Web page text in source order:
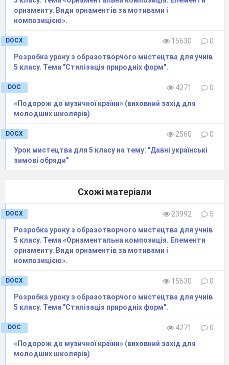
квіти
"ПУП'ЯНКИ", "ЦИБУЛЬКИ
ПІРЧАСТЕ ЛИСТЯ"
Ягоди калини
, смородини
зображають пучкою пальця, дрібні ягоди
виконуються тичком.
Учитель демонструє типи мазків, прийоми
розпису, можливі варіанти елементів.
Пояснює, як краще компонувати елементи.
Пропонує учням виконати вправи по засвоєнню
мазків, прийомів розпису, зображенню
елементарних мотивів. Усі елементи повинні
бути настільки засвоєні, щоб їх можна було
потрібне багаторазове повторення окремих
V
. Самостійна практична робота.
Створення зображення декоративної квітки.
Послідовність виконання розпису.
Композиція виконується без нанесення
попередніх начерків. Спочатку зображуються
великі елементи, потім – менші за розміром.
Закінчують малюнок завершальними
виразність елементів, підкреслюють рух та
форму.
VI. Актуалізація набутих знань
орнаменту. Види орнаментів за мотивами і
композицією».
DOCX 15630
0
Розробка уроку з образотворчого мистецтва для учнів
5 класу. Тема "Стилізація природніх форм".
DOC 4271
0
«Подорож до музичної країни» (виховний захід для
молодших школярів)
DOCX 2560
0
Урок мистецтва для 5 класу на тему: "Давні українські
зимові обряди"
Схожі матеріали
DOCX 23992
5
Розробка уроку з образотворчого мистецтва для учнів
5 класу. Тема «Орнаментальна композиція. Елементи
орнаменту. Види орнаментів за мотивами і
композицією».
DOCX 15630
0
Розробка уроку з образотворчого мистецтва для учнів
5 класу. Тема "Стилізація природніх форм".
DOC 4271
0
«Подорож до музичної країни» (виховний захід для
молодших школярів)